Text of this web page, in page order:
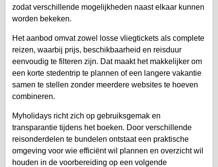
zodat verschillende mogelijkheden naast elkaar kunnen
worden bekeken.
Het aanbod omvat zowel losse vliegtickets als complete
reizen, waarbij prijs, beschikbaarheid en reisduur
eenvoudig te filteren zijn. Dat maakt het makkelijker om
een korte stedentrip te plannen of een langere vakantie
samen te stellen zonder meerdere websites te hoeven
combineren.
Myholidays richt zich op gebruiksgemak en
transparantie tijdens het boeken. Door verschillende
reisonderdelen te bundelen ontstaat een praktische
omgeving voor wie efficiënt wil plannen en overzicht wil
houden in de voorbereiding op een volgende